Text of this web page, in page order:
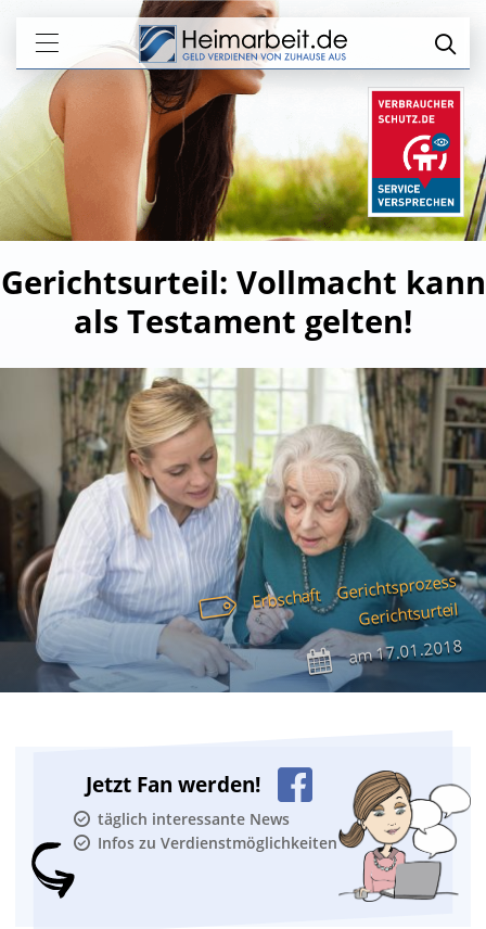
Gerichtsurteil: Vollmacht kann
als Testament gelten!
Erbschaft Gerichtsprozess
Gerichtsurteil
am17.01.2018
Jetzt Fan werden!
täglich interessante News
Infos zu Verdienstmöglichkeiten